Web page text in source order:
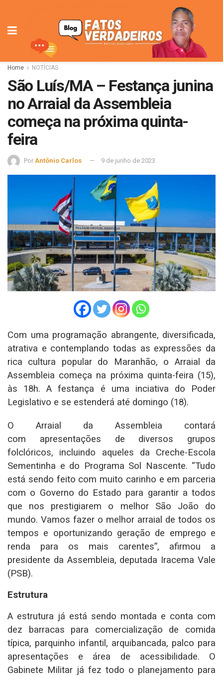
Home NOTÍCIAS
São Luís/MA – Festança junina
no Arraial da Assembleia
começa na próxima quinta-
feira
Por Antônio Carlos 9 de junho de 2023
Com uma programação abrangente, diversificada,
atrativa e contemplando todas as expressões da
rica cultura popular do Maranhão, o Arraial da
Assembleia começa na próxima quinta-feira (15),
às 18h. A festança é uma inciativa do Poder
Legislativo e se estenderá até domingo (18).
O Arraial da Assembleia contará
com apresentações de diversos grupos
folclóricos, incluindo aqueles da Creche-Escola
Sementinha e do Programa Sol Nascente. “Tudo
está sendo feito com muito carinho e em parceria
com o Governo do Estado para garantir a todos
que nos prestigiarem o melhor São João do
mundo. Vamos fazer o melhor arraial de todos os
tempos e oportunizando geração de emprego e
renda para os mais carentes”, afirmou a
presidente da Assembleia, deputada Iracema Vale
(PSB).
Estrutura
A estrutura já está sendo montada e conta com
dez barracas para comercialização de comida
típica, parquinho infantil, arquibancada, palco para
apresentações e área de acessibilidade. O
Gabinete Militar já fez todo o planejamento para